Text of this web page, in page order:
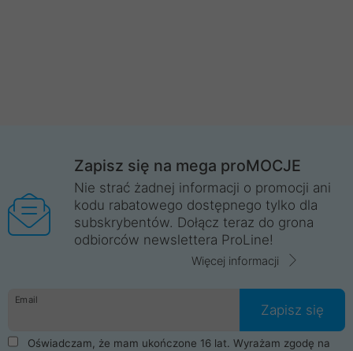
Zapisz się na mega proMOCJE
Nie strać żadnej informacji o promocji ani
kodu rabatowego dostępnego tylko dla
subskrybentów. Dołącz teraz do grona
odbiorców newslettera ProLine!
Więcej informacji
Email
Zapisz się
Oświadczam, że mam ukończone 16 lat. Wyrażam zgodę na